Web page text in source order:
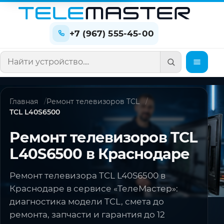
+7 (967) 555-45-00
Поиск по сайту
Главная
Ремонт телевизоров TCL
TCL L40S6500
Ремонт телевизоров TCL
L40S6500 в Краснодаре
Ремонт телевизора TCL L40S6500 в
Краснодаре в сервисе «ТелеМастер»:
диагностика модели TCL, смета до
ремонта, запчасти и гарантия до 12